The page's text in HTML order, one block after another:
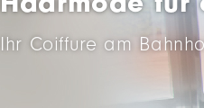
Ihr Coiffure am